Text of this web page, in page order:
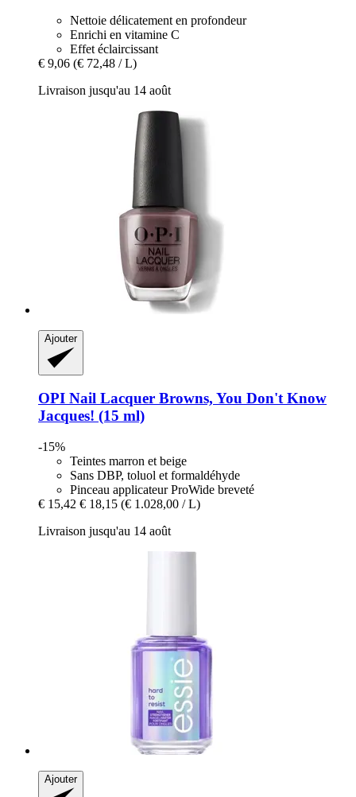
Nettoie délicatement en profondeur
Enrichi en vitamine C
Effet éclaircissant
€ 9,06 (€ 72,48 / L)
Livraison jusqu'au 14 août
Ajouter
OPI Nail Lacquer Browns, You Don't Know
Jacques! (15 ml)
-15%
Teintes marron et beige
Sans DBP, toluol et formaldéhyde
Pinceau applicateur ProWide breveté
€ 15,42 € 18,15 (€ 1.028,00 / L)
Livraison jusqu'au 14 août
Ajouter